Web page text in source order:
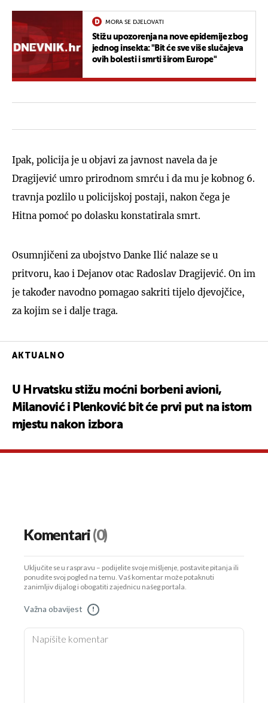
MORA SE DJELOVATI
Stižu upozorenja na nove epidemije zbog
jednog insekta: "Bit će sve više slučajeva
ovih bolesti i smrti širom Europe"
Ipak, policija je u objavi za javnost navela da je
Dragijević umro prirodnom smrću i da mu je kobnog 6.
travnja pozlilo u policijskoj postaji, nakon čega je
Hitna pomoć po dolasku konstatirala smrt.
Osumnjičeni za ubojstvo Danke Ilić nalaze se u
pritvoru, kao i Dejanov otac Radoslav Dragijević. On im
je također navodno pomagao sakriti tijelo djevojčice,
za kojim se i dalje traga.
AKTUALNO
U Hrvatsku stižu moćni borbeni avioni,
Milanović i Plenković bit će prvi put na istom
mjestu nakon izbora
Komentari(0)
Uključite se u raspravu – podijelite svoje mišljenje, postavite pitanja ili
ponudite svoj pogled na temu. Vaš komentar može potaknuti
zanimljiv dijalog i obogatiti zajednicu našeg portala.
Važna obavijest !